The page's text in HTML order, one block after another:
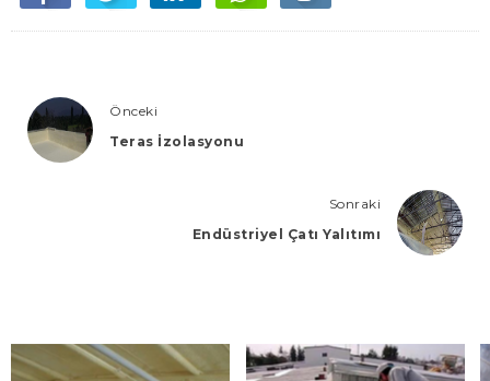
Önceki
Teras İzolasyonu
Sonraki
Endüstriyel Çatı Yalıtımı